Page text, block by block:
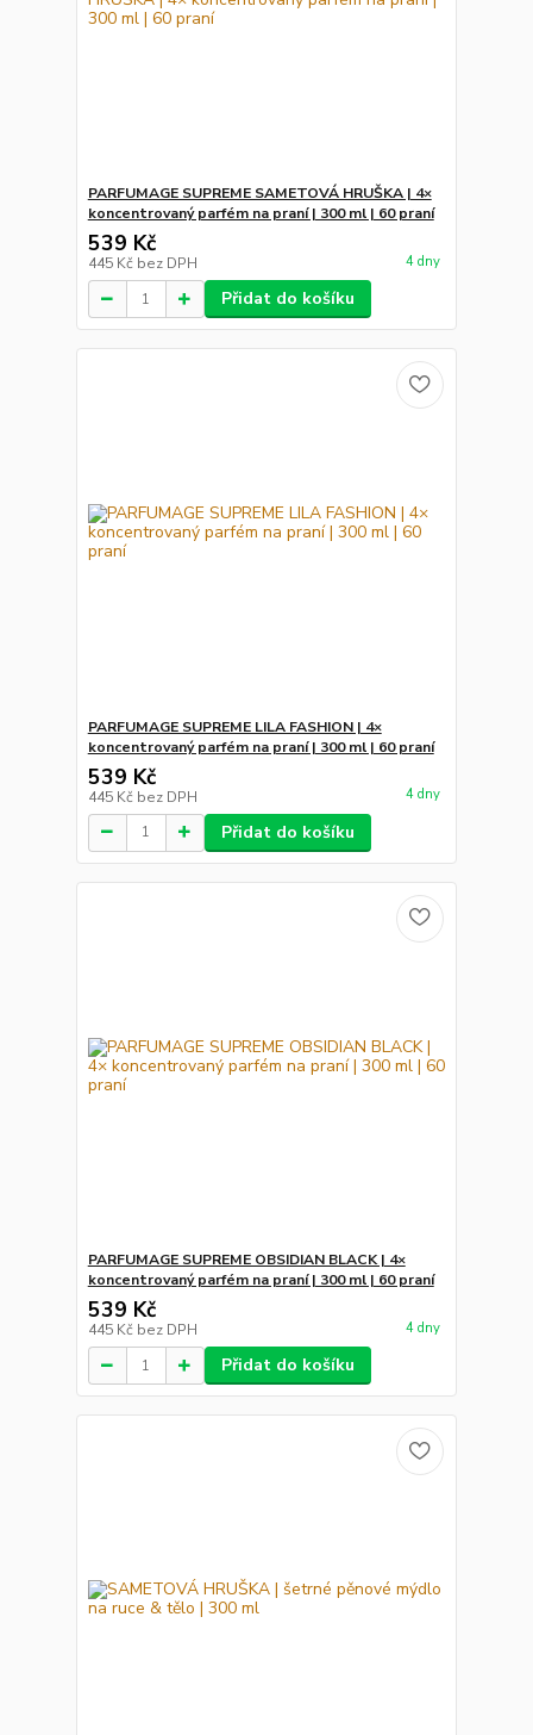
PARFUMAGE SUPREME SAMETOVÁ HRUŠKA | 4×
koncentrovaný parfém na praní | 300 ml | 60 praní
539 Kč
445 Kč bez DPH 4 dny
Přidat do košíku
PARFUMAGE SUPREME LILA FASHION | 4×
koncentrovaný parfém na praní | 300 ml | 60 praní
539 Kč
445 Kč bez DPH 4 dny
Přidat do košíku
PARFUMAGE SUPREME OBSIDIAN BLACK | 4×
koncentrovaný parfém na praní | 300 ml | 60 praní
539 Kč
445 Kč bez DPH 4 dny
Přidat do košíku